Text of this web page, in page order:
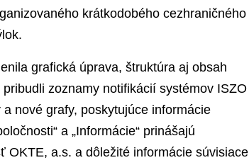
krátkodobého cezhraničného
grafická úprava, štruktúra aj obsah
zoznamy notifikácií systémov ISZO
nové grafy, poskytujúce informácie
a „Informácie“ prinášajú
a.s. a dôležité informácie súvisiace